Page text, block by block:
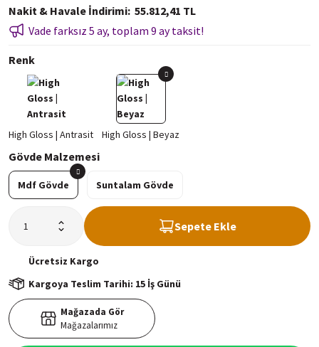
Nakit & Havale İndirimi 55.812,41 TL
Vade farksız 5 ay, toplam 9 ay taksit!
Renk
Gövde Malzemesi
Mdf Gövde Suntalam Gövde
Sepete Ekle
Ücretsiz Kargo
Kargoya Teslim Tarihi: 15 İş Günü
Mağazada Gör
Mağazalarımız